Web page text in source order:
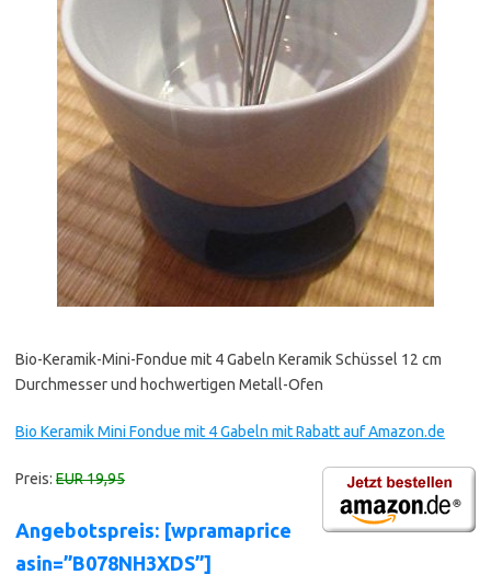
Bio-Keramik-Mini-Fondue mit 4 Gabeln Keramik Schüssel 12 cm
Durchmesser und hochwertigen Metall-Ofen
Bio Keramik Mini Fondue mit 4 Gabeln mit Rabatt auf Amazon.de
Preis: EUR 19,95
Angebotspreis: [wpramaprice
asin=”B078NH3XDS”]